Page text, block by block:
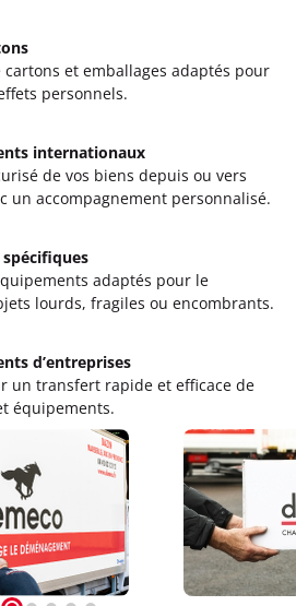
et emballages adaptés pour
personnels.
internationaux
de vos biens depuis ou vers
un accompagnement personnalisé.
adaptés pour le
lourds, fragiles ou encombrants.
d’entreprises
un transfert rapide et efficace de
équipements.